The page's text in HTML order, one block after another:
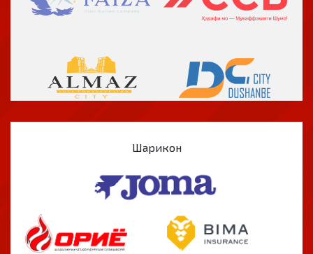
Шарикон